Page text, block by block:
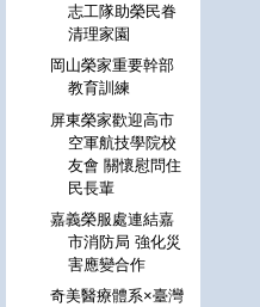
志工隊助榮民眷
清理家園
岡山榮家重要幹部
教育訓練
屏東榮家歡迎高市
空軍航技學院校
友會 關懷慰問住
民長輩
嘉義榮服處連結嘉
市消防局 強化災
害應變合作
奇美醫療體系×臺灣